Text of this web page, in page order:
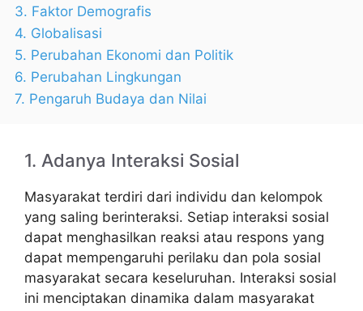
3. Faktor Demografis
4. Globalisasi
5. Perubahan Ekonomi dan Politik
6. Perubahan Lingkungan
7. Pengaruh Budaya dan Nilai
1. Adanya Interaksi Sosial
Masyarakat terdiri dari individu dan kelompok
yang saling berinteraksi. Setiap interaksi sosial
dapat menghasilkan reaksi atau respons yang
dapat mempengaruhi perilaku dan pola sosial
masyarakat secara keseluruhan. Interaksi sosial
ini menciptakan dinamika dalam masyarakat